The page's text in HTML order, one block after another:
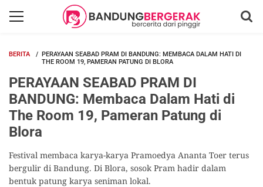
BERITA
PERAYAAN SEABAD PRAM DI BANDUNG: MEMBACA DALAM HATI DI
THE ROOM 19, PAMERAN PATUNG DI BLORA
PERAYAAN SEABAD PRAM DI
BANDUNG: Membaca Dalam Hati di
The Room 19, Pameran Patung di
Blora
Festival membaca karya-karya Pramoedya Ananta Toer terus
bergulir di Bandung. Di Blora, sosok Pram hadir dalam
bentuk patung karya seniman lokal.